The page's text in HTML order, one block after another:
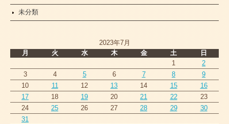
未分類
2023年7月
月
火 水 木 金 土
日
1
2
3
4 5 6 7 8
9
10
11 12 13 14 15
16
17
18 19 20 21 22
23
24
25 26 27 28 29
30
31